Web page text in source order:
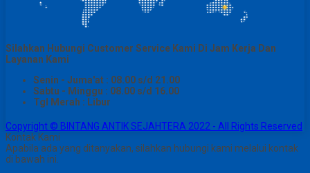
Silahkan Hubungi Customer Service Kami Di Jam Kerja Dan
Layanan Kami
Senin - Juma'at : 08.00 s/d 21.00
Sabtu - Minggu : 08.00 s/d 16.00
Tgl Merah : Libur
Copyright © BINTANG ANTIK SEJAHTERA 2022 - All Rights Reserved
Kontak Kami
Apabila ada yang ditanyakan, silahkan hubungi kami melalui kontak
di bawah ini.